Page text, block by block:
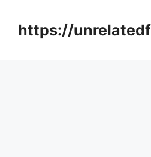
contenthttps://